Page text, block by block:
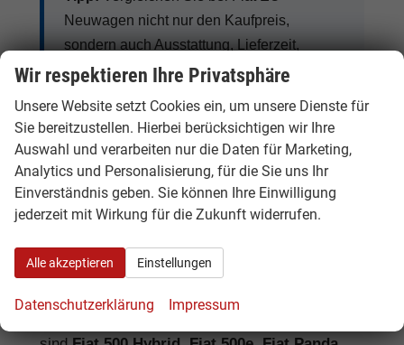
Neuwagen nicht nur den Kaufpreis,
sondern auch Ausstattung, Lieferzeit,
Garantieumfang und mögliche
tatsächlichen Preisvorteil.
Fiat Benziner, Hybrid, Elektro und
Fiat bietet je nach Modell Benziner, Hybrid-
Varianten, vollelektrische Fahrzeuge und
Wir respektieren Ihre Privatsphäre
Unsere Website setzt Cookies ein, um unsere Dienste für
Sie bereitzustellen. Hierbei berücksichtigen wir Ihre
Auswahl und verarbeiten nur die Daten für Marketing,
Analytics und Personalisierung, für die Sie uns Ihr
Einverständnis geben. Sie können Ihre Einwilligung
jederzeit mit Wirkung für die Zukunft widerrufen.
Alle akzeptieren Einstellungen
Datenschutzerklärung Impressum